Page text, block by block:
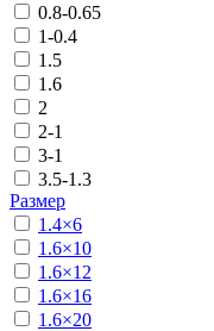
0.8-0.65
1-0.4
1.5
1.6
2
2-1
3-1
3.5-1.3
Размер
1.4×6
1.6×10
1.6×12
1.6×16
1.6×20